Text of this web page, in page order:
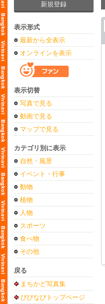
新規登録
表示形式
最新から全表示
オンラインを表示
表示切替
写真で見る
動画で見る
マップで見る
カテゴリ別に表示
自然・風景
イベント・行事
動物
植物
人物
スポーツ
食べ物
その他
戻る
まちかど写真集
びびなびトップページ